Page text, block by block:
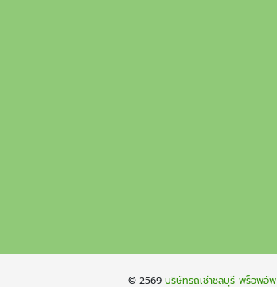
© 2569บริษัทรถเช่าชลบุรี-พร็อพอัพ